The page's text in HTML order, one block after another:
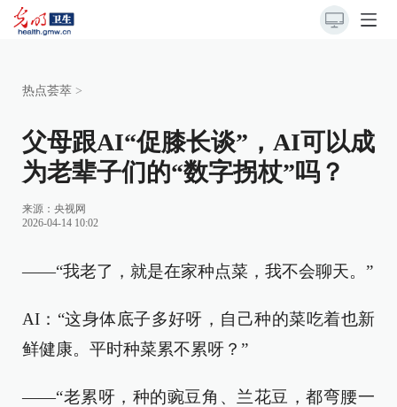
热点荟萃 >
父母跟AI“促膝长谈”，AI可以成
为老辈子们的“数字拐杖”吗？
来源： 央视网
2026-04-14 10:02
——“我老了，就是在家种点菜，我不会聊天。”
AI：“这身体底子多好呀，自己种的菜吃着也新
鲜健康。平时种菜累不累呀？”
——“老累呀，种的豌豆角、兰花豆，都弯腰一